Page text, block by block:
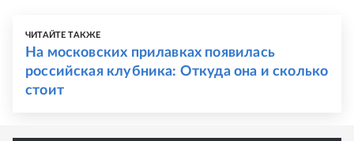
ЧИТАЙТЕ ТАКЖЕ
На московских прилавках появилась
российская клубника: Откуда она и сколько
стоит